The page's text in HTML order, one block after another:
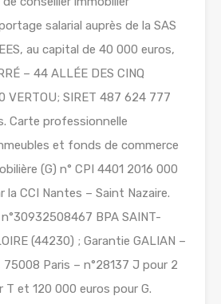
salarial auprès de la SAS
au capital de 40 000 euros,
– 44 ALLÉE DES CINQ
VERTOU; SIRET 487 624 777
Carte professionnelle
et fonds de commerce
(G) n° CPI 4401 2016 000
la CCI Nantes – Saint Nazaire.
BPA SAINT-
(44230) ; Garantie GALIAN –
Paris – n°28137 J pour 2
et 120 000 euros pour G.